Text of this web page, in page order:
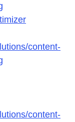
content-
content-